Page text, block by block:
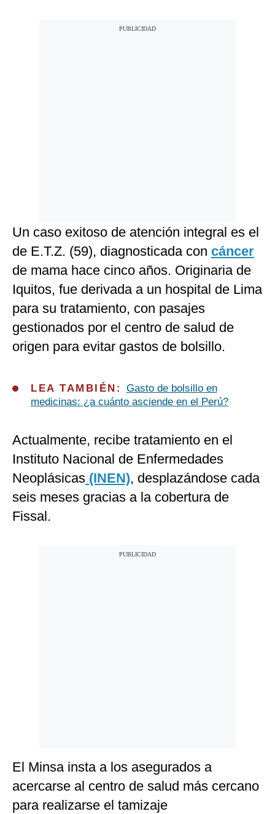
Un caso exitoso de atención integral es el
de E.T.Z. (59), diagnosticada con cáncer
de mama hace cinco años. Originaria de
Iquitos, fue derivada a un hospital de Lima
para su tratamiento, con pasajes
gestionados por el centro de salud de
origen para evitar gastos de bolsillo.
LEA TAMBIÉN: Gasto de bolsillo en
medicinas: ¿a cuánto asciende en el Perú?
Actualmente, recibe tratamiento en el
Instituto Nacional de Enfermedades
Neoplásicas (INEN), desplazándose cada
seis meses gracias a la cobertura de
Fissal.
El Minsa insta a los asegurados a
acercarse al centro de salud más cercano
para realizarse el tamizaje